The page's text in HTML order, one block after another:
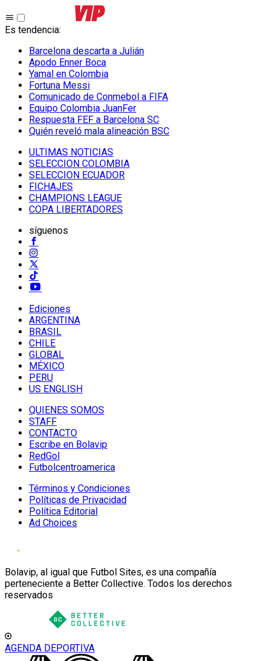
Es tendencia:
Barcelona descarta a Julián
Apodo Enner Boca
Yamal en Colombia
Fortuna Messi
Comunicado de Conmebol a FIFA
Equipo Colombia JuanFer
Respuesta FEF a Barcelona SC
Quién reveló mala alineación BSC
ULTIMAS NOTICIAS
SELECCION COLOMBIA
SELECCION ECUADOR
FICHAJES
CHAMPIONS LEAGUE
COPA LIBERTADORES
síguenos
Ediciones
ARGENTINA
BRASIL
CHILE
GLOBAL
MÉXICO
PERU
US ENGLISH
QUIENES SOMOS
STAFF
CONTACTO
Escribe en Bolavip
RedGol
Futbolcentroamerica
Términos y Condiciones
Políticas de Privacidad
Política Editorial
Ad Choices
Bolavip, al igual que Futbol Sites, es una compañía
perteneciente a Better Collective. Todos los derechos
reservados
AGENDA DEPORTIVA